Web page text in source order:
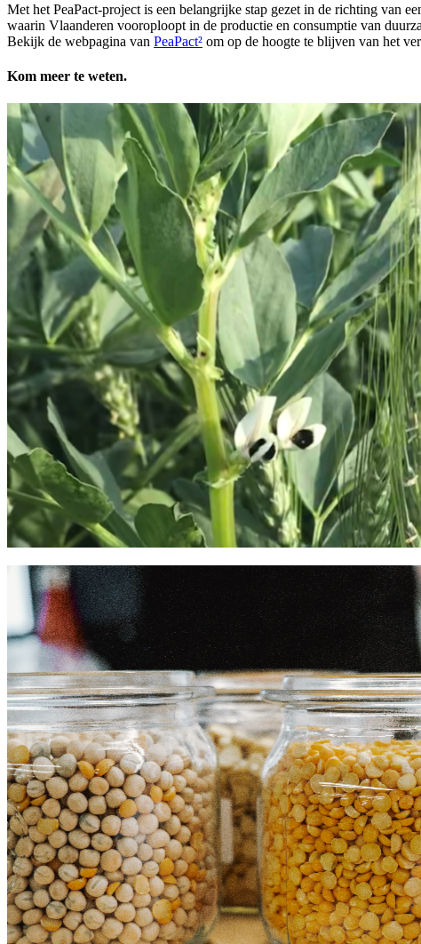
Met het PeaPact-project is een belangrijke stap gezet in de richting van
waarin Vlaanderen vooroploopt in de productie en consumptie van
Bekijk de webpagina van PeaPact² om op de hoogte te blijven van het
Kom meer te weten.